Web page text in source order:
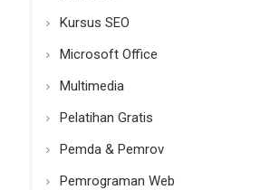
Kursus SEO
Microsoft Office
Multimedia
Pelatihan Gratis
Pemda & Pemrov
Pemrograman Web